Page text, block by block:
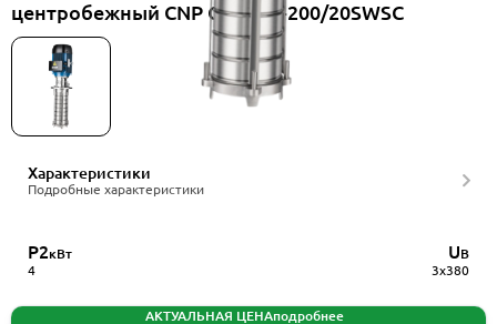
центробежный CNP CDLKF4-200/20SWSC
Характеристики
Подробные характеристики
P2кВт
4
UВ
3x380
АКТУАЛЬНАЯ ЦЕНАподробнее